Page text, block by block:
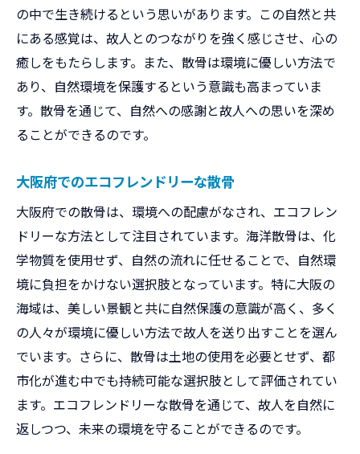
の中で生き続けるという思いがあります。この自然と共
にある感覚は、故人とのつながりを強く感じさせ、心の
癒しをもたらします。また、散骨は環境に優しい方法で
あり、自然環境を保護するという意識も高まっていま
す。散骨を通じて、自然への感謝と故人への思いを深め
ることができるのです。
大阪府でのエコフレンドリーな散骨
大阪府での散骨は、環境への配慮がなされ、エコフレン
ドリーな方法として注目されています。海洋散骨は、化
学物質を使用せず、自然の流れに任せることで、自然環
境に負担をかけない選択肢となっています。特に大阪の
海域は、美しい景観と共に自然保護の意識が高く、多く
の人々が環境に優しい方法で故人を送り出すことを選ん
でいます。さらに、散骨は土地の使用を必要とせず、都
市化が進む中でも持続可能な選択肢として評価されてい
ます。エコフレンドリーな散骨を通じて、故人を自然に
返しつつ、未来の環境を守ることができるのです。